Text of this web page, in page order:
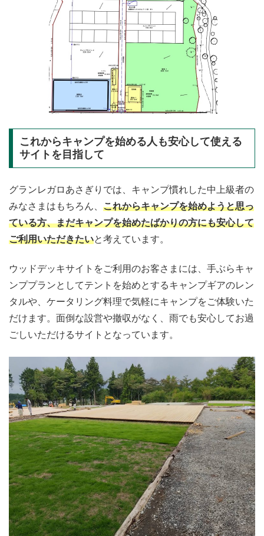
これからキャンプを始める人も安心して使える
サイトを目指して
グランレガロあさぎりでは、キャンプ慣れした中上級者の
みなさまはもちろん、 これからキャンプを始めようと思っ
ている方、まだキャンプを始めたばかりの方にも安心して
ご利用いただきたいと考えています。
ウッドデッキサイトをご利用のお客さまには、手ぶらキャ
ンププランとしてテントを始めとするキャンプギアのレン
タルや、ケータリング料理で気軽にキャンプをご体験いた
だけます。面倒な設営や撤収がなく、雨でも安心してお過
ごしいただけるサイトとなっています。